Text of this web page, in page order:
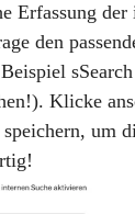
Erfassung der
den
sSearch
Klicke
, um